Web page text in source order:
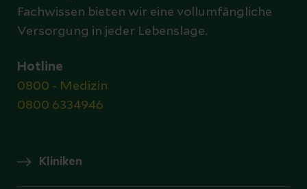
Fachwissen bieten wir eine vollumfängliche
Versorgung in jeder Lebenslage.
Hotline
0800 - Medizin
0800 6334946
Kliniken